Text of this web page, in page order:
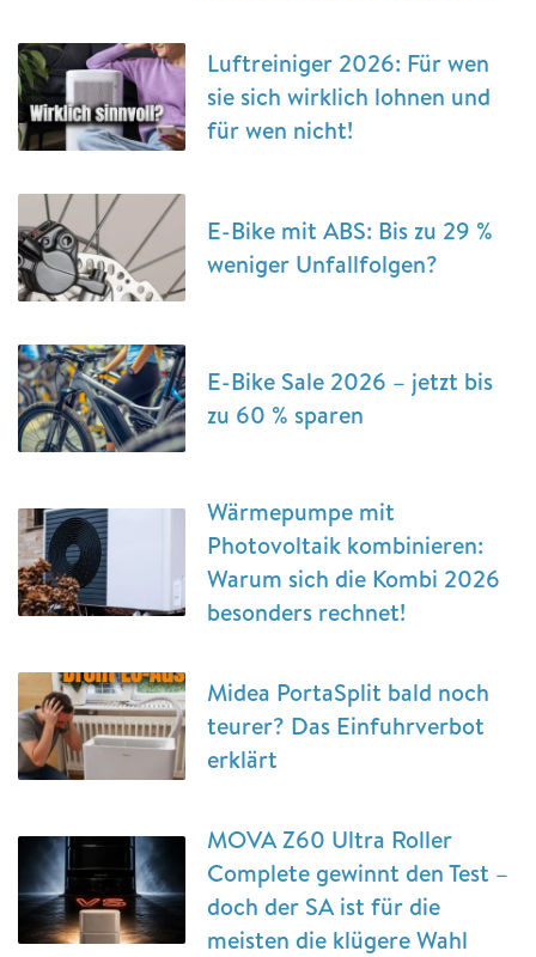
Luftreiniger 2026: Für wen
sie sich wirklich lohnen und
für wen nicht!
E-Bike mit ABS: Bis zu 29 %
weniger Unfallfolgen?
E-Bike Sale 2026 – jetzt bis
zu 60 % sparen
Wärmepumpe mit
Photovoltaik kombinieren:
Warum sich die Kombi 2026
besonders rechnet!
Midea PortaSplit bald noch
teurer? Das Einfuhrverbot
erklärt
MOVA Z60 Ultra Roller
Complete gewinnt den Test –
doch der SA ist für die
meisten die klügere Wahl